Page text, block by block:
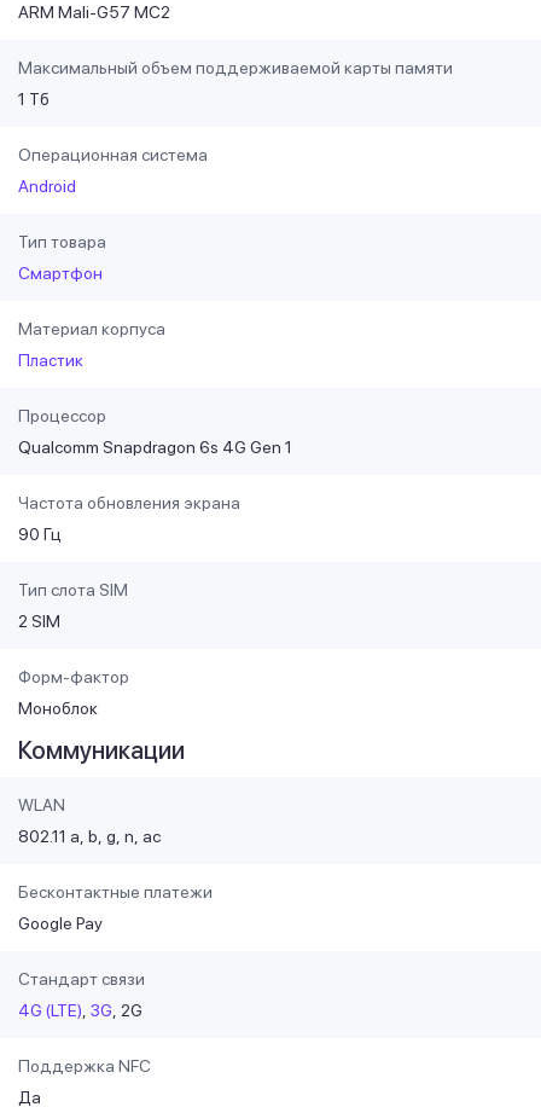
ARM Mali-G57 MC2
Максимальный объем поддерживаемой карты памяти
1 Тб
Операционная система
Android
Тип товара
Смартфон
Материал корпуса
Пластик
Процессор
Qualcomm Snapdragon 6s 4G Gen 1
Частота обновления экрана
90 Гц
Тип слота SIM
2 SIM
Форм-фактор
Моноблок
Коммуникации
WLAN
802.11 a b g n ac
Бесконтактные платежи
Google Pay
Стандарт связи
4G (LTE) 3G 2G
Поддержка NFC
Да